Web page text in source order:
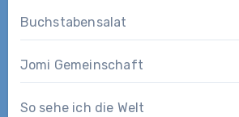
Buchstabensalat
Jomi Gemeinschaft
So sehe ich die Welt